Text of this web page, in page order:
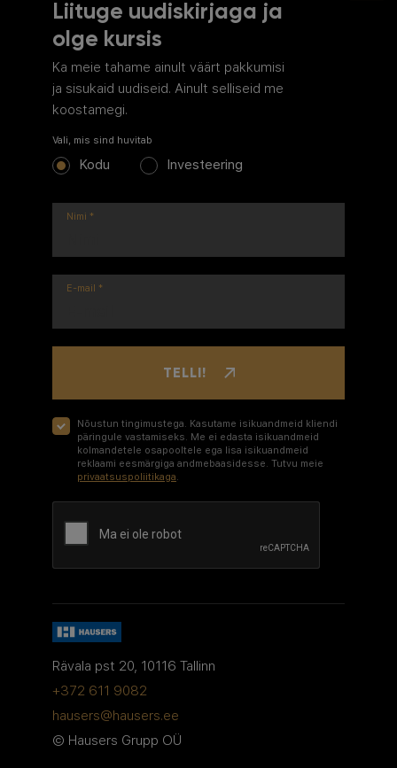
Liituge uudiskirjaga ja
olge kursis
Ka meie tahame ainult väärt pakkumisi
ja sisukaid uudiseid. Ainult selliseid me
koostamegi.
Vali, mis sind huvitab
Kodu Investeering
Nimi *
E-mail *
TELLI!
Nõustun tingimustega. Kasutame isikuandmeid kliendi
päringule vastamiseks. Me ei edasta isikuandmeid
kolmandetele osapooltele ega lisa isikuandmeid
reklaami eesmärgiga andmebaasidesse. Tutvu meie
privaatsuspoliitikaga.
Rävala pst 20, 10116 Tallinn
+372 611 9082
hausers@hausers.ee
© Hausers Grupp OÜ